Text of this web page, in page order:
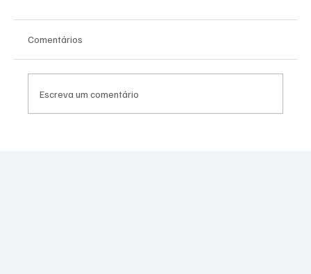
Comentários
Escreva um comentário